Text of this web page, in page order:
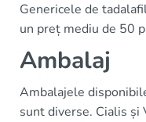
Genericele de
un preț mediu de 50
Ambalaj
Ambalajele
sunt diverse. Cialis și